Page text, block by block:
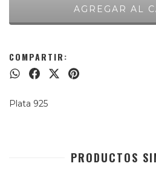
COMPARTIR:
Plata 925
PRODUCTOS